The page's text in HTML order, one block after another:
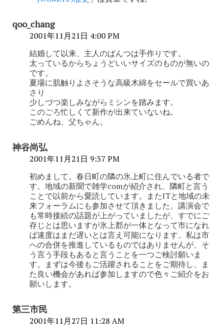
qoo_chang
2001年11月21日 4:00 PM
結婚して以来、主人のぱんつは手作りです。
太っているからちょうどいいサイズのものが無いの
です。
夏場に肌触りよさそうな高級木綿をセールで買いあ
さり
少しづつ楽しみながらミシンを踏みます。
このごろ忙しくて新作が出来ていないね。
ごめんね、父ちゃん。
神谷尚弘
2001年11月21日 9:37 PM
初めまして。春日町の隣の氷上町に住んでいる者で
す。地域の新聞で雑学comが紹介され、隣町と言う
ことで以前から愛読しています。またITと地域の未
来フォーラムにも参加させて頂きました。講演会で
も常時接続の話題が上がっていましたが、すでにご
存じとは思いますが氷上郡が一体となって市になれ
ば速度はまだ遅いとは言え可能になります。私は市
への合併を推進しているものではありませんが、そ
う言う手段もあると言うことを一つご検討願いま
す。まずは今後もご活躍されることをご期待し、ま
た良い機会があれば参加しますので色々ご紹介をお
願いします。
第三市民
2001年11月27日 11:28 AM